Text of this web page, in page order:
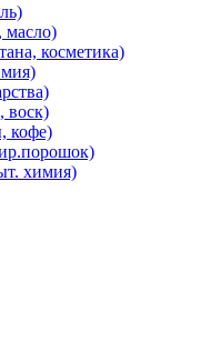
масло)
косметика)
воск)
кофе)
химия)